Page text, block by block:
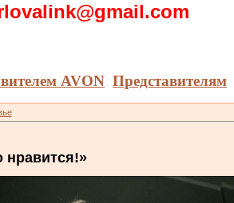
AVON Представителям
нравится!»